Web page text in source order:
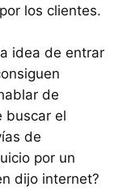
los clientes.
idea de entrar
de
buscar el
de
por un
dijo internet?